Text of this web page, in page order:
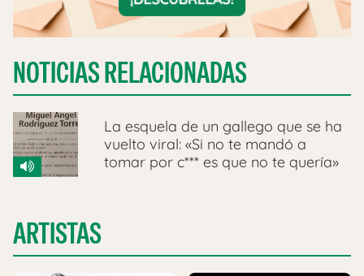
NOTICIAS RELACIONADAS
La esquela de un gallego que se ha
vuelto viral: «Si no te mandó a
tomar por c*** es que no te quería»
ARTISTAS